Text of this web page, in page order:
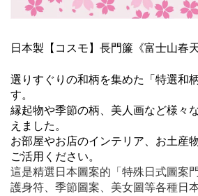
日本製【コスモ】長門簾《富士山春天
選りすぐりの和柄を集めた「特選和
す。
縁起物や季節の柄、美人画など様々
えました。
お部屋やお店のインテリア、お土産
ご活用ください。
這是精選日本圖案的「特殊日式圖案
護身符、季節圖案、美女圖等各種日